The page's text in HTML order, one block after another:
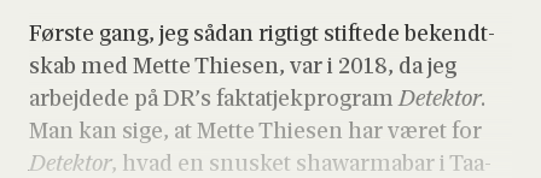
Før­ste gang, jeg sådan rig­tigt stif­te­de bekendt­
skab med Met­te Thie­sen, var i 2018, da jeg
arbej­de­de på DR’s fak­tatjekpro­gramDetek­tor.
Man kan sige, at Met­te Thie­sen har været for
Detek­tor, hvad en snu­sket shawar­ma­bar i Taa­